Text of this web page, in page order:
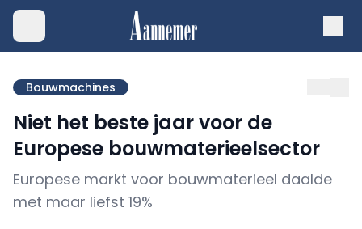
Bouwmachines
Niet het beste jaar voor de
Europese bouwmaterieelsector
Europese markt voor bouwmaterieel daalde
met maar liefst 19%